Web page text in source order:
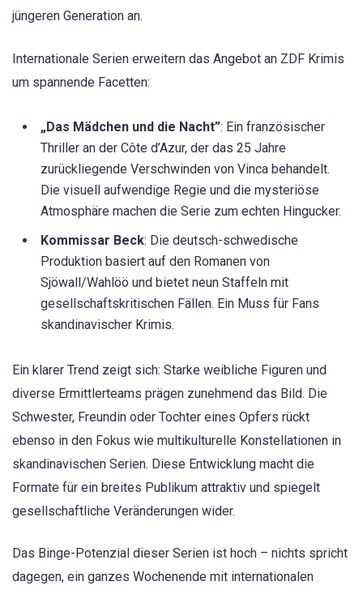
jüngeren Generation an.
Internationale Serien erweitern das Angebot an ZDF Krimis
um spannende Facetten:
„Das Mädchen und die Nacht”: Ein französischer
Thriller an der Côte d’Azur, der das 25 Jahre
zurückliegende Verschwinden von Vinca behandelt.
Die visuell aufwendige Regie und die mysteriöse
Atmosphäre machen die Serie zum echten Hingucker.
Kommissar Beck: Die deutsch-schwedische
Produktion basiert auf den Romanen von
Sjöwall/Wahlöö und bietet neun Staffeln mit
gesellschaftskritischen Fällen. Ein Muss für Fans
skandinavischer Krimis.
Ein klarer Trend zeigt sich: Starke weibliche Figuren und
diverse Ermittlerteams prägen zunehmend das Bild. Die
Schwester, Freundin oder Tochter eines Opfers rückt
ebenso in den Fokus wie multikulturelle Konstellationen in
skandinavischen Serien. Diese Entwicklung macht die
Formate für ein breites Publikum attraktiv und spiegelt
gesellschaftliche Veränderungen wider.
Das Binge-Potenzial dieser Serien ist hoch – nichts spricht
dagegen, ein ganzes Wochenende mit internationalen